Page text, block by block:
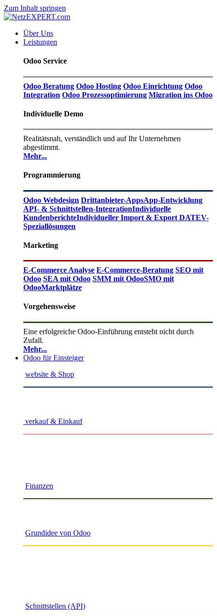
Zum Inhalt springen
Über Uns
Leistungen
Odoo Service
Odoo Beratung Odoo Hosting Odoo Einrichtung Odoo
Integration Odoo Prozessoptimierung Migration ins Odoo
Individuelle Demo
Realitätsnah, verständlich und auf Ihr Unternehmen
abgestimmt.
Mehr...
Programmierung
Odoo Webdesign Drittanbieter-AppsApp-Entwicklung
API- & Schnittstellen-IntegrationIndividuelle
KundenberichteIndividueller Import & Export DATEV-
Speziallösungen
Marketing
E-Commerce Analyse E-Commerce-Beratung SEO mit
Odoo SEA mit Odoo SMM mit OdooSMO mit
OdooMarktplätze
Vorgehensweise
Eine erfolgreiche Odoo-Einführung entsteht nicht durch
Zufall.
Mehr...
Odoo für Einsteiger
website & Shop
verkauf & Einkauf
Finanzen
Grundidee von Odoo
Schnittstellen (API)